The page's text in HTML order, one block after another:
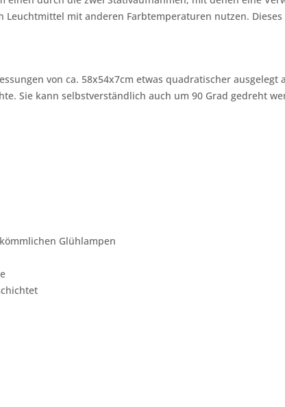
Leuchtmittel mit anderen Farbtemperaturen nutzen.
von ca. 58x54x7cm etwas quadratischer ausgelegt
Sie kann selbstverständlich auch um 90 Grad gedreht
Glühlampen